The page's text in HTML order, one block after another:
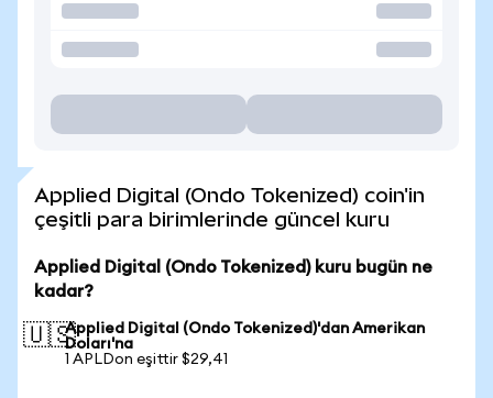
Applied Digital (Ondo Tokenized) coin'in
çeşitli para birimlerinde güncel kuru
Applied Digital (Ondo Tokenized) kuru bugün ne
kadar?
🇺🇸Applied Digital (Ondo Tokenized)'dan Amerikan
Doları'na
1 APLDon eşittir $29,41